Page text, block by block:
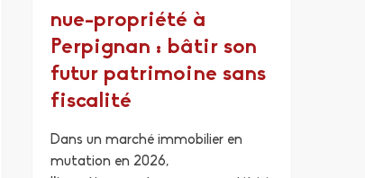
nue-propriété à
Perpignan : bâtir son
futur patrimoine sans
fiscalité
Dans un marché immobilier en
mutation en 2026,